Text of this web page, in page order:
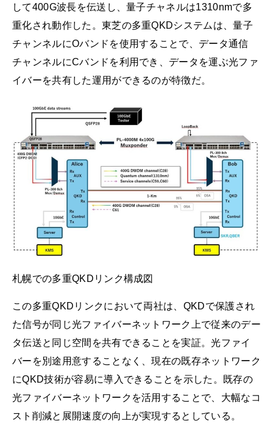
して400G波長を伝送し、量子チャネルは1310nmで多
重化され動作した。東芝の多重QKDシステムは、量子
チャンネルにOバンドを使用することで、データ通信
チャンネルにCバンドを利用でき、データを運ぶ光ファ
イバーを共有した運用ができるのが特徴だ。
札幌での多重QKDリンク構成図
この多重QKDリンクにおいて両社は、QKDで保護され
た信号が同じ光ファイバーネットワーク上で従来のデー
タ伝送と同じ空間を共有できることを実証。光ファイ
バーを別途用意することなく、現在の既存ネットワーク
にQKD技術が容易に導入できることを示した。既存の
光ファイバーネットワークを活用することで、大幅なコ
スト削減と展開速度の向上が実現するとしている。